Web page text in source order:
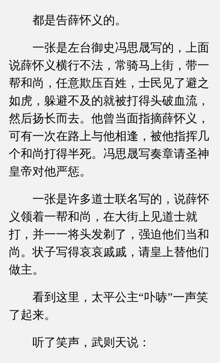
都是告薛怀义的。
一张是左台御史冯思晟写的，上面
说薛怀义横行不法，常骑马上街，带一
帮和尚，任意欺压百姓，士民见了避之
如虎，躲避不及的就被打得头破血流，
然后扬长而去。他曾当面指摘薛怀义，
可有一次在路上与他相逢，被他指挥几
个和尚打得半死。冯思晟写奏章请圣神
皇帝对他严惩。
一张是许多道士联名写的，说薛怀
义领着一帮和尚，在大街上见道士就
打，并一一将头发剃了，强迫他们当和
尚。状子写得哀哀戚戚，请皇上替他们
做主。
看到这里，太平公主“卟哧”一声笑
了起来。
听了笑声，武则天说：